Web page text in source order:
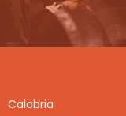
Calabria